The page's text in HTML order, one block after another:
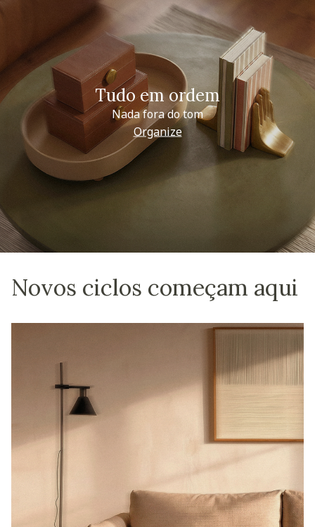
Tudo em ordem
Nada fora do tom
Organize
Novos ciclos começam aqui